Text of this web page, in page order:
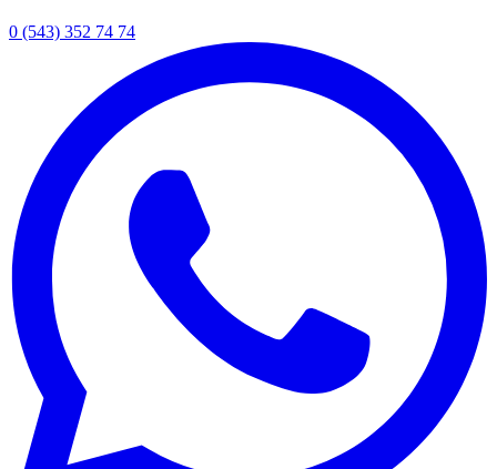
0 (543) 352 74 74